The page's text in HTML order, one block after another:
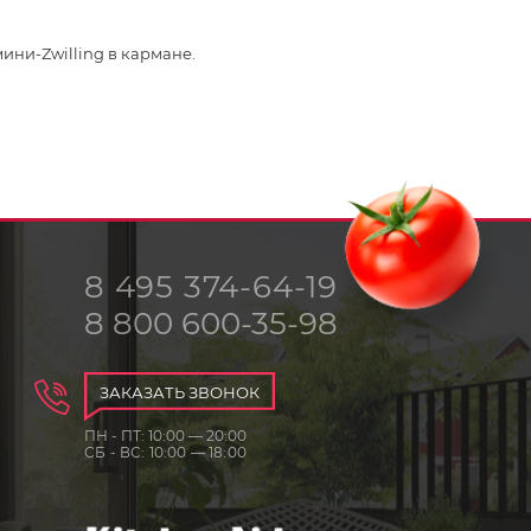
Zwilling в кармане.
8 495 374-64-19
8 800 600-35-98
ЗАКАЗАТЬ ЗВОНОК
ПН - ПТ: 10:00 — 20:00
СБ - ВС: 10:00 — 18:00